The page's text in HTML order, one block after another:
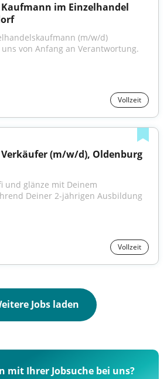
im Einzelhandel
(m/w/d)
von Anfang an Verantwortung.
Vollzeit
(m/w/d), Oldenburg
und glänze mit Deinem
Deiner 2-jährigen Ausbildung
Vollzeit
Jobs laden
mit Ihrer Jobsuche bei uns?